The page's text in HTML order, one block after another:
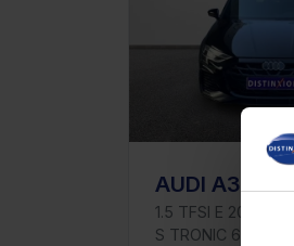
AUDI A3
1.5 TFSI E 204CH
S TRONIC 6